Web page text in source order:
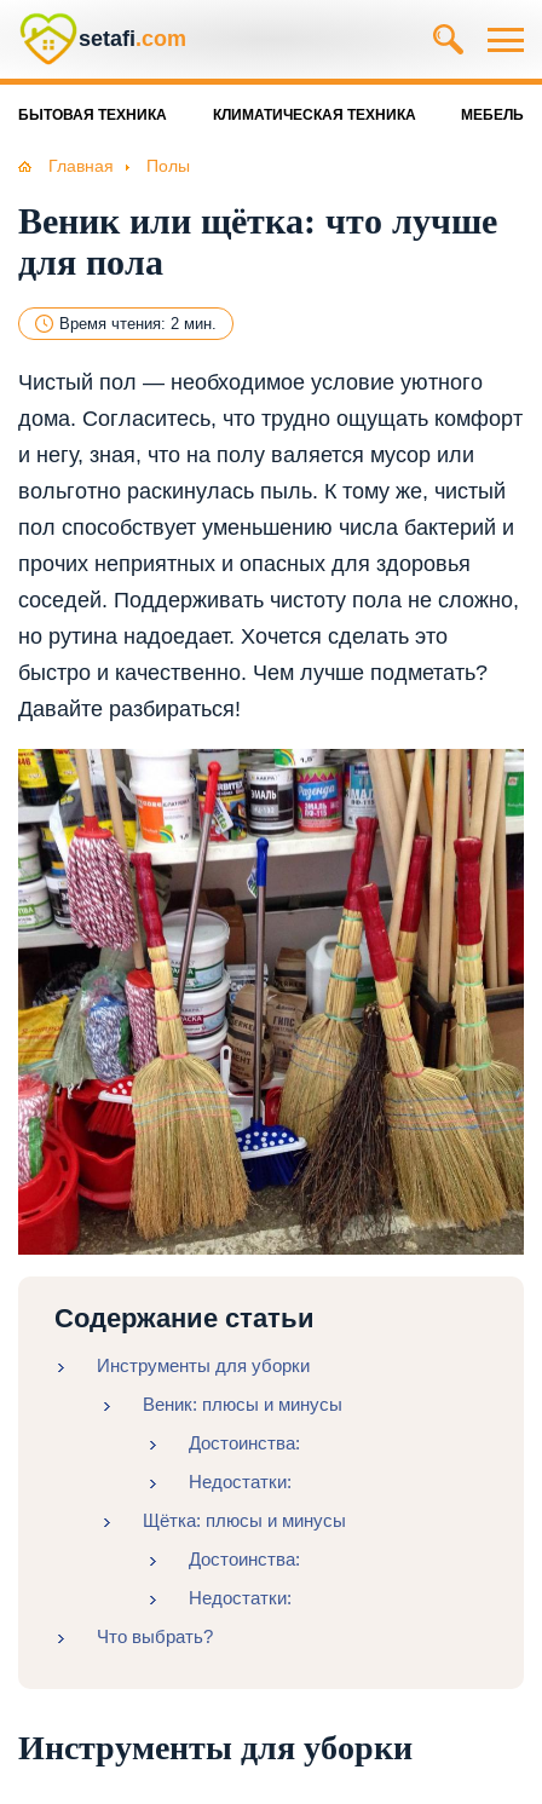
setafi.com
БЫТОВАЯ ТЕХНИКА КЛИМАТИЧЕСКАЯ ТЕХНИКА МЕБЕЛЬ
Главная Полы
Веник или щётка: что лучше
для пола
Время чтения: 2 мин.
Чистый пол — необходимое условие уютного
дома. Согласитесь, что трудно ощущать комфорт
и негу, зная, что на полу валяется мусор или
вольготно раскинулась пыль. К тому же, чистый
пол способствует уменьшению числа бактерий и
прочих неприятных и опасных для здоровья
соседей. Поддерживать чистоту пола не сложно,
но рутина надоедает. Хочется сделать это
быстро и качественно. Чем лучше подметать?
Давайте разбираться!
Содержание статьи
Инструменты для уборки
Веник: плюсы и минусы
Достоинства:
Недостатки:
Щётка: плюсы и минусы
Достоинства:
Недостатки:
Что выбрать?
Инструменты для уборки